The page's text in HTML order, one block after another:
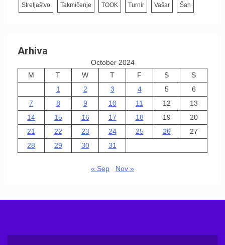
Streljaštvo Takmičenje TOOK Turnir Vašar Šah
Arhiva
October 2024
M
T W T F S
S
1
2 3 4 5
6
7
8 9 10 11 12
13
14
15 16 17 18 19
20
21
22 23 24 25 26
27
28
29 30 31
« Sep Nov »